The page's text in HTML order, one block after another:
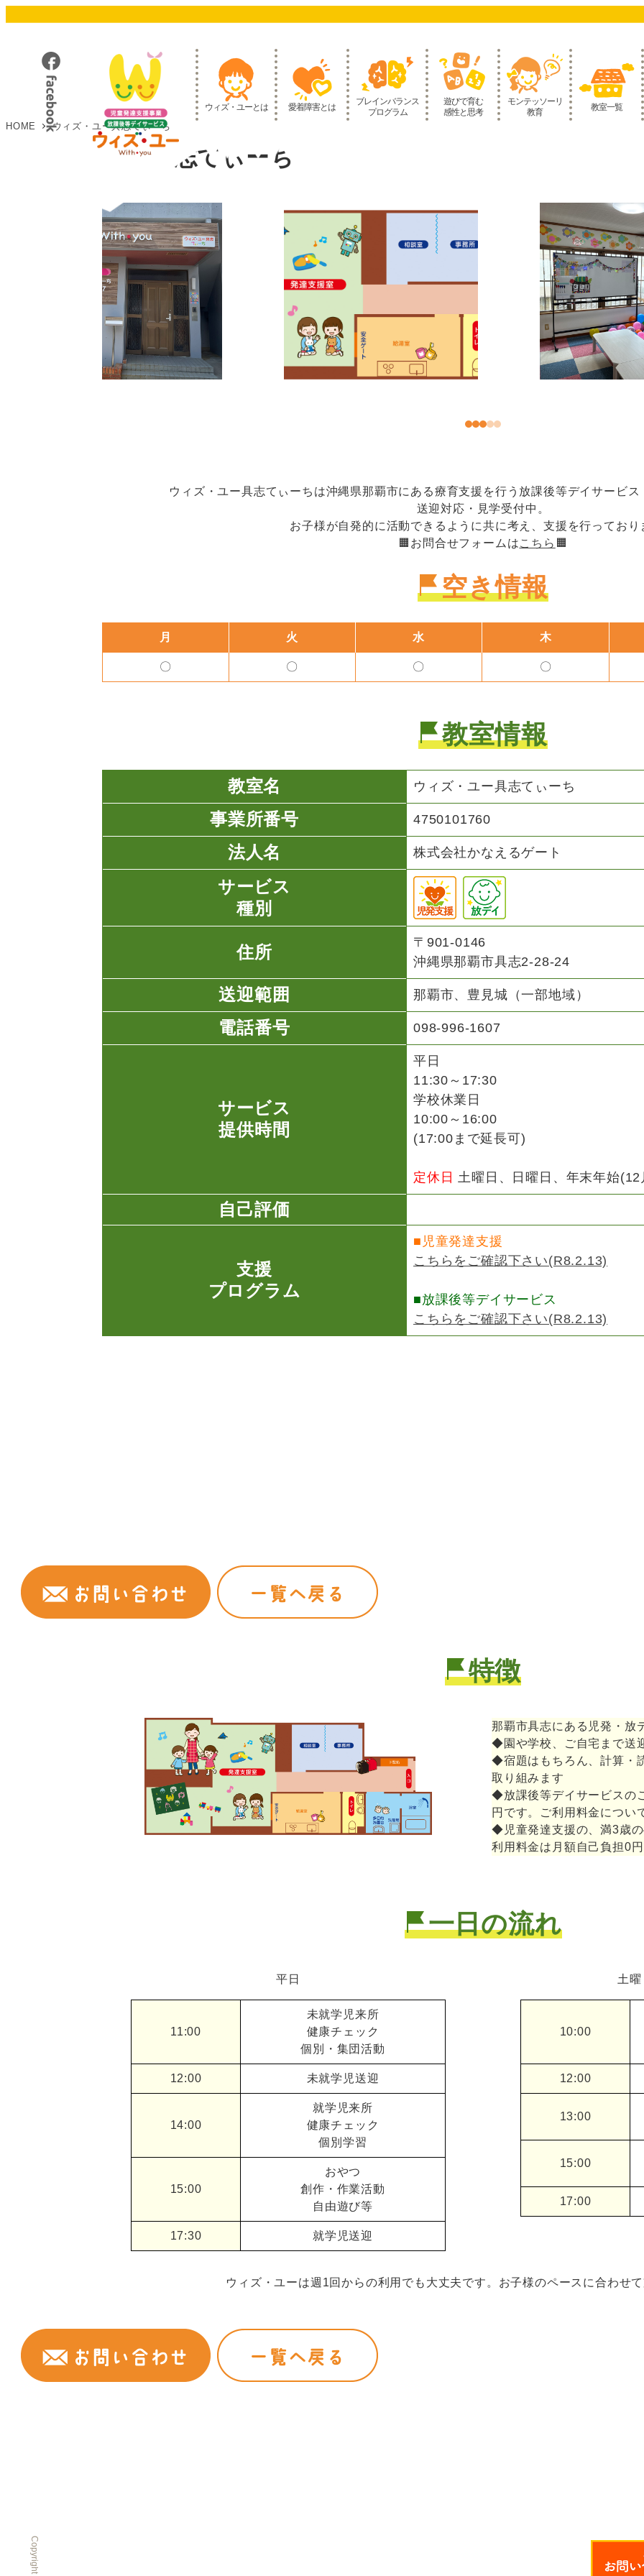
ウィズ・ユーとは 愛着障害とは
ブレインバランス
プログラム
遊びで育む
感性と思考
モンテッソーリ
教育
教室一覧
HOME ウィズ・ユー具志てぃーち
ウィズ・ユー具志てぃーち
ウィズ・ユー具志てぃーちは沖縄県那覇市にある療育支援を行う放課後等デイサービ
送迎対応・見学受付中。
お子様が自発的に活動できるように共に考え、支援を行っており
🟧お問合せフォームはこちら 🟧
空き情報
月 火 水 木
〇 〇 〇 〇
教室情報
教室名 ウィズ・ユー具志てぃーち
事業所番号 4750101760
法人名 株式会社かなえるゲート
サービス
種別
住所
〒901-0146
沖縄県那覇市具志2-28-24
送迎範囲 那覇市、豊見城（一部地域）
電話番号 098-996-1607
サービス
提供時間
平日
11:30～17:30
学校休業日
10:00～16:00
(17:00まで延長可)
定休日 土曜日、日曜日、年末年始
自己評価
支援
プログラム
■児童発達支援
こちらをご確認下さい(R8.2.13)
■放課後等デイサービス
こちらをご確認下さい(R8.2.13)
特徴
那覇市具志にある児発・放
◆園や学校、ご自宅まで送
◆宿題はもちろん、計算・
取り組みます
◆放課後等デイサービスの
円です。ご利用料金につい
◆児童発達支援の、満3歳
利用料金は月額自己負担0
一日の流れ
平日
11:00
未就学児来所
健康チェック
個別・集団活動
12:00 未就学児送迎
14:00
就学児来所
健康チェック
個別学習
15:00
おやつ
創作・作業活動
自由遊び等
17:30 就学児送迎
土
10:00
12:00
13:00
15:00
17:00
ウィズ・ユーは週1回からの利用でも大丈夫です。お子様のペースに合わせ